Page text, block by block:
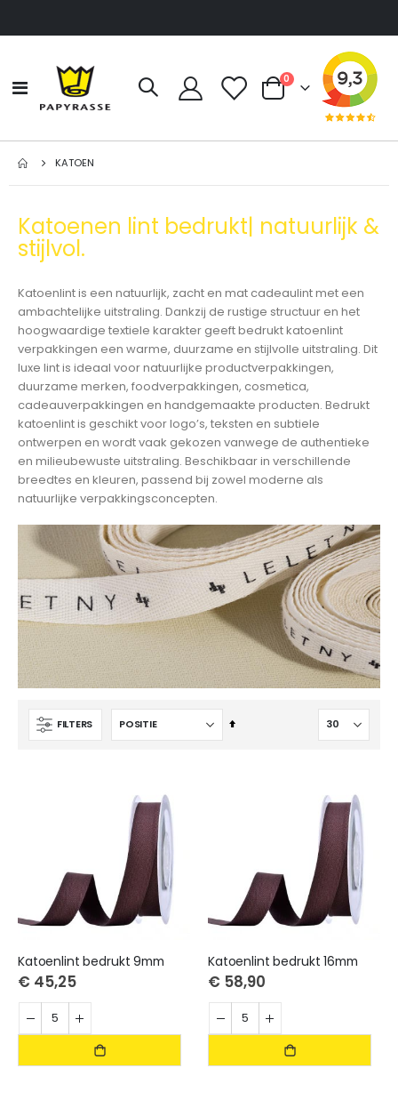
Toggle
Nav
Cart
0producten
KATOEN
Katoenen lint bedrukt| natuurlijk &
stijlvol.
Katoenlint is een natuurlijk, zacht en mat cadeaulint met een
ambachtelijke uitstraling. Dankzij de rustige structuur en het
hoogwaardige textiele karakter geeft bedrukt katoenlint
verpakkingen een warme, duurzame en stijlvolle uitstraling. Dit
luxe lint is ideaal voor natuurlijke productverpakkingen,
duurzame merken, foodverpakkingen, cosmetica,
cadeauverpakkingen en handgemaakte producten. Bedrukt
katoenlint is geschikt voor logo’s, teksten en subtiele
ontwerpen en wordt vaak gekozen vanwege de authentieke
en milieubewuste uitstraling. Beschikbaar in verschillende
breedtes en kleuren, passend bij zowel moderne als
natuurlijke verpakkingsconcepten.
FILTERS
Van
Katoenlint bedrukt 9mm
€ 45,25
Katoenlint bedrukt 16mm
€ 58,90